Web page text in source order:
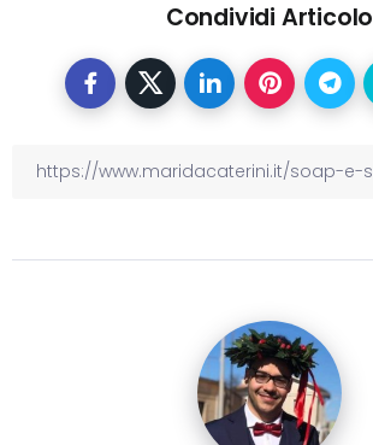
Condividi Articolo